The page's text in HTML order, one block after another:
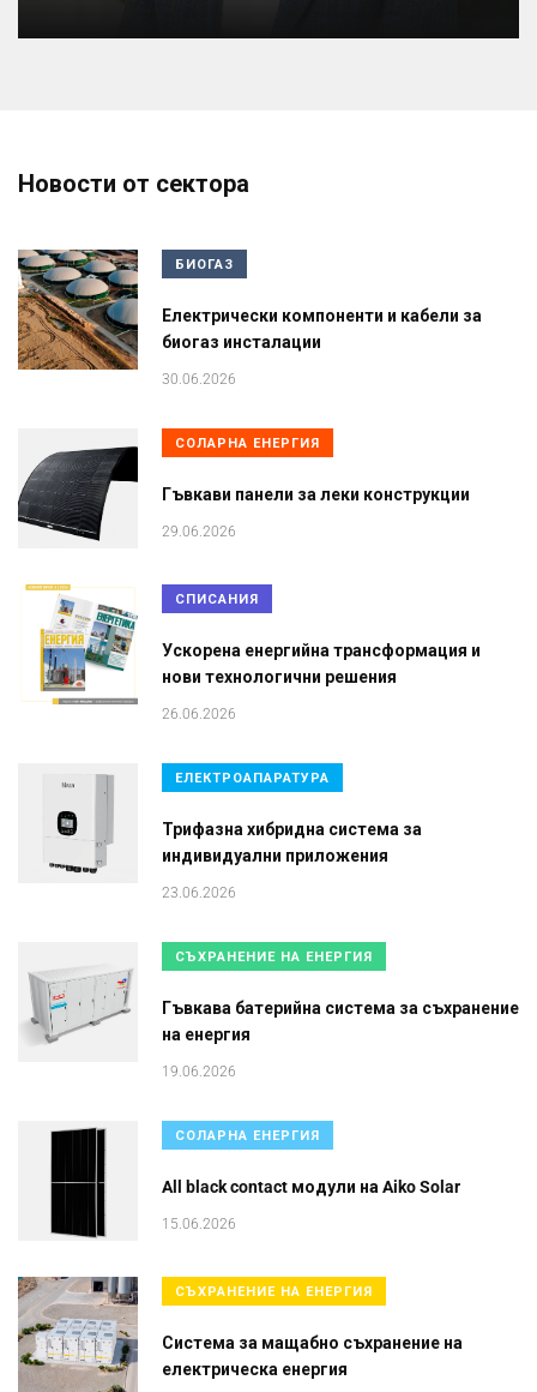
Новости от сектора
БИОГАЗ
Електрически компоненти и кабели за
биогаз инсталации
30.06.2026
СОЛАРНА ЕНЕРГИЯ
Гъвкави панели за леки конструкции
29.06.2026
СПИСАНИЯ
Ускорена енергийна трансформация и
нови технологични решения
26.06.2026
ЕЛЕКТРОАПАРАТУРА
Трифазна хибридна система за
индивидуални приложения
23.06.2026
СЪХРАНЕНИЕ НА ЕНЕРГИЯ
Гъвкава батерийна система за съхранение
на енергия
19.06.2026
СОЛАРНА ЕНЕРГИЯ
All black contact модули на Aiko Solar
15.06.2026
СЪХРАНЕНИЕ НА ЕНЕРГИЯ
Система за мащабно съхранение на
електрическа енергия